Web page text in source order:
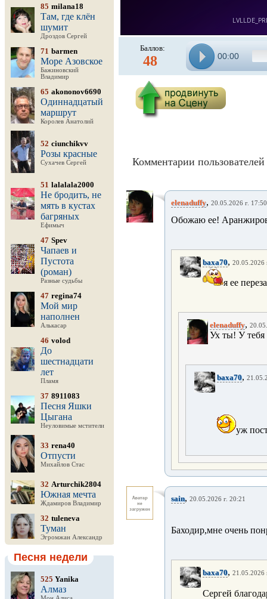
85 milana18
Там, где клён
шумит
Дроздов Сергей
71 barmen
Море Азовское
Бажиновский
Владимир
65 akononov6690
Одиннадцатый
маршрут
Королев Анатолий
52 ciunchikvv
Розы красные
Сухачев Сергей
51 lalalala2000
Не бродить, не
мять в кустах
багряных
Ефимыч
47 Spev
Чапаев и
Пустота
(роман)
Разные судьбы
47 regina74
Мой мир
наполнен
Алькасар
46 volod
До
шестнадцати
лет
Пламя
37 8911083
Песня Яшки
Цыгана
Неуловимые мстители
33 rena40
Отпусти
Михайлов Стас
32 Arturchik2804
Южная мечта
Ждамиров Владимир
32 tuleneva
Туман
Эгромжан Александр
Песня недели
525 Yanika
Алмаз
Баллов:
48 00:00
Комментарии
elenaduffy, 20.05.2026 г. 17:50
Обожаю ее!
baxa70, 20.05.2026
я ее
elenaduffy,
Ух ты! У тебя
baxa70,
уж
sain, 20.05.2026 г. 20:21
Баходир,мне очень
baxa70, 21.05.2026
Сергей